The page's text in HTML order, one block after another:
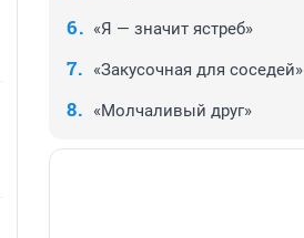
«Я — значит ястреб»
«Закусочная для соседей»
«Молчаливый друг»